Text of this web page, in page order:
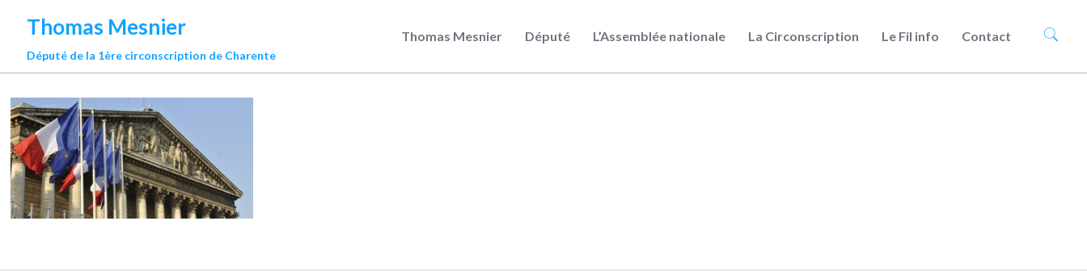
Thomas Mesnier
Député de la 1ère circonscription de Charente
Thomas Mesnier Député L’Assemblée nationale La Circonscription Le Fil info Contact